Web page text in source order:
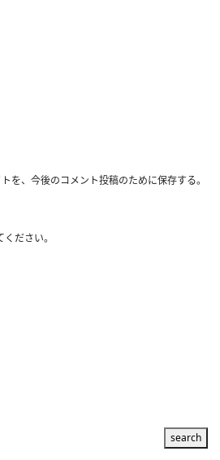
を、今後のコメント投稿のために保存する。
ださい。